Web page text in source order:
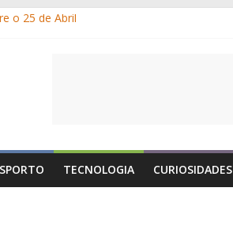
o 25 de Abril
Maio é o Dia do Trabalhador?
TECNOLOGIA CURIOSIDADES